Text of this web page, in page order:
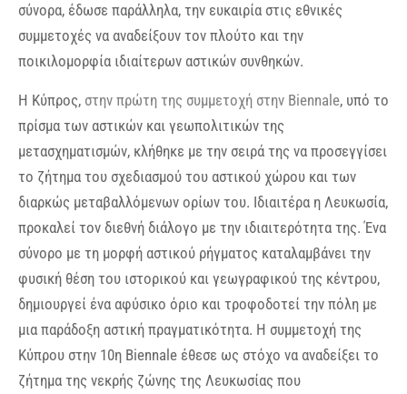
σύνορα, έδωσε παράλληλα, την ευκαιρία στις εθνικές
συμμετοχές να αναδείξουν τον πλούτο και την
ποικιλομορφία ιδιαίτερων αστικών συνθηκών.
Η Κύπρος, στην πρώτη της συμμετοχή στην Biennale, υπό το
πρίσμα των αστικών και γεωπολιτικών της
μετασχηματισμών, κλήθηκε με την σειρά της να προσεγγίσει
το ζήτημα του σχεδιασμού του αστικού χώρου και των
διαρκώς μεταβαλλόμενων ορίων του. Ιδιαιτέρα η Λευκωσία,
προκαλεί τον διεθνή διάλογο με την ιδιαιτερότητα της. Ένα
σύνορο με τη μορφή αστικού ρήγματος καταλαμβάνει την
φυσική θέση του ιστορικού και γεωγραφικού της κέντρου,
δημιουργεί ένα αφύσικο όριο και τροφοδοτεί την πόλη με
μια παράδοξη αστική πραγματικότητα. Η συμμετοχή της
Κύπρου στην 10η Biennale έθεσε ως στόχο να αναδείξει το
ζήτημα της νεκρής ζώνης της Λευκωσίας που